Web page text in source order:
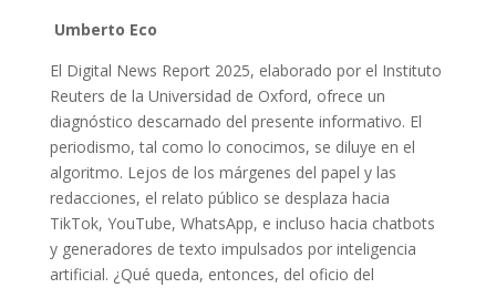
Umberto Eco
El Digital News Report 2025, elaborado por el Instituto
Reuters de la Universidad de Oxford, ofrece un
diagnóstico descarnado del presente informativo. El
periodismo, tal como lo conocimos, se diluye en el
algoritmo. Lejos de los márgenes del papel y las
redacciones, el relato público se desplaza hacia
TikTok, YouTube, WhatsApp, e incluso hacia chatbots
y generadores de texto impulsados por inteligencia
artificial. ¿Qué queda, entonces, del oficio del